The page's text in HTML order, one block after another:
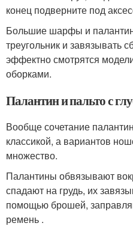
конец подверните под
Большие шарфы и
треугольник и завязывать
эффектно смотрятся
оборками.
Палантин и пальто с
Вообще сочетание
классикой, а вариантов
множество.
Палантины обвязывают
спадают на грудь, их
помощью брошей,
ремень .